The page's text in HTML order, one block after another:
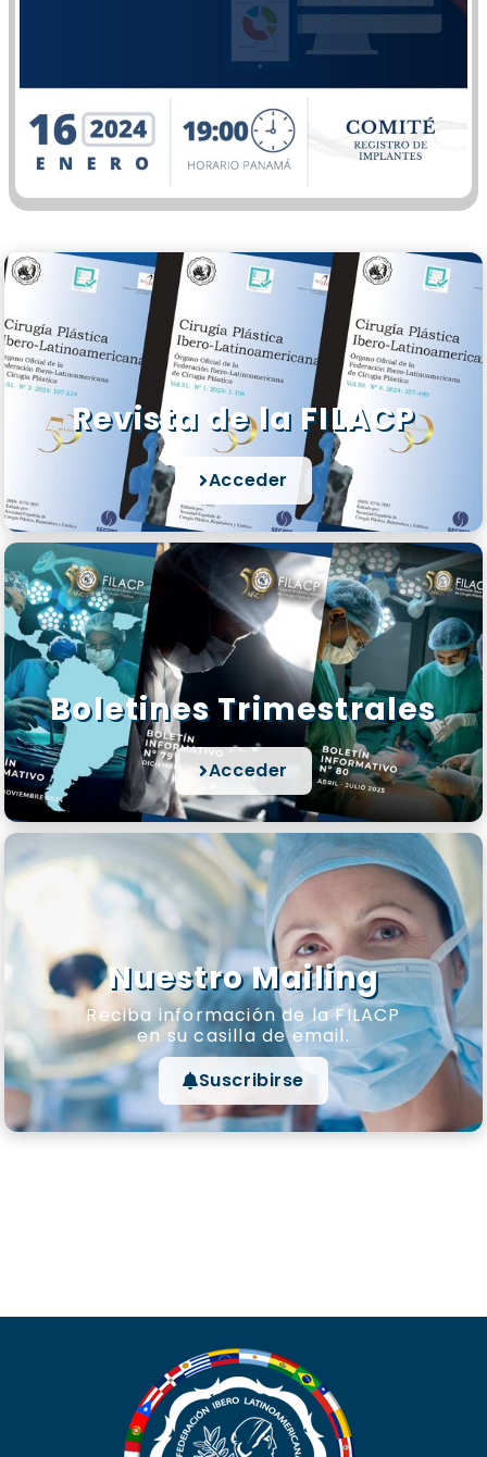
Revista de la FILACP
Acceder
Boletines Trimestrales
Acceder
Nuestro Mailing
Reciba información de la FILACP
en su casilla de email.
Suscribirse